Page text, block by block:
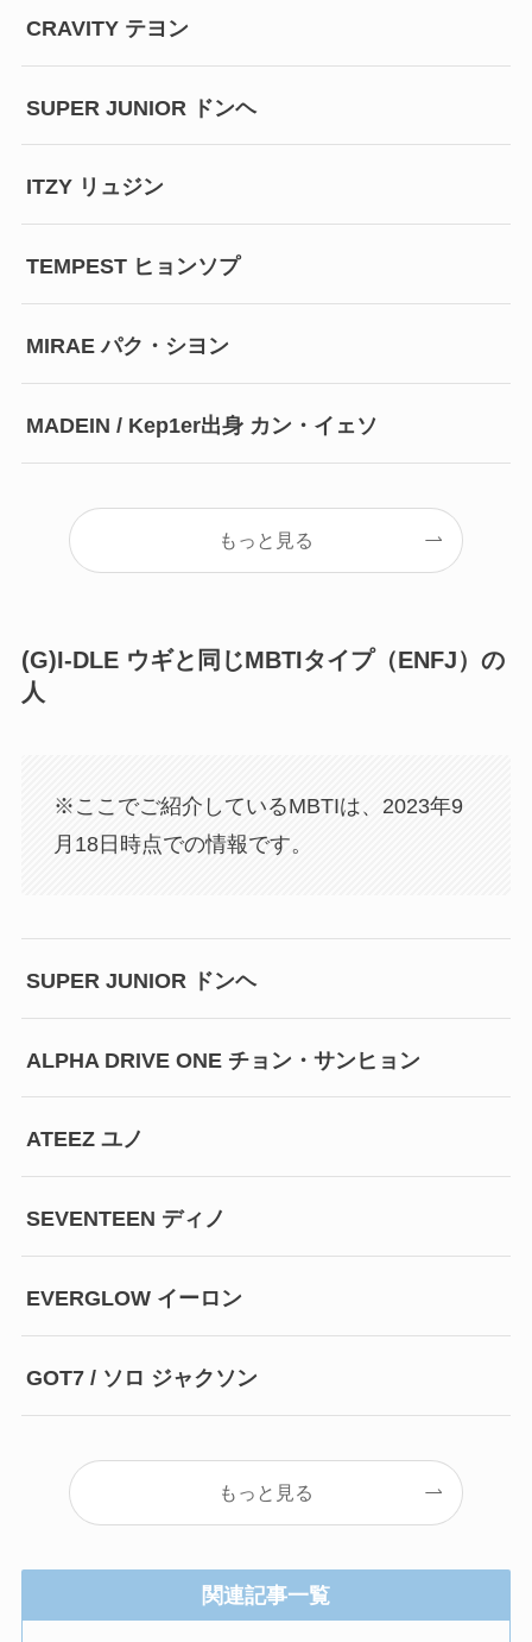
CRAVITY テヨン
SUPER JUNIOR ドンヘ
ITZY リュジン
TEMPEST ヒョンソプ
MIRAE パク・シヨン
MADEIN / Kep1er出身 カン・イェソ
もっと見る
(G)I-DLE ウギと同じMBTIタイプ（ENFJ）の
人
※ここでご紹介しているMBTIは、2023年9
月18日時点での情報です。
SUPER JUNIOR ドンヘ
ALPHA DRIVE ONE チョン・サンヒョン
ATEEZ ユノ
SEVENTEEN ディノ
EVERGLOW イーロン
GOT7 / ソロ ジャクソン
もっと見る
関連記事一覧